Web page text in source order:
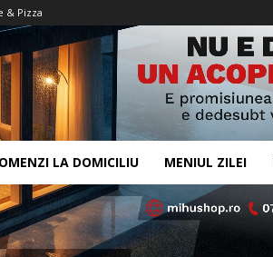
& Pizza
LA DOMICILIU MENIUL ZILEI